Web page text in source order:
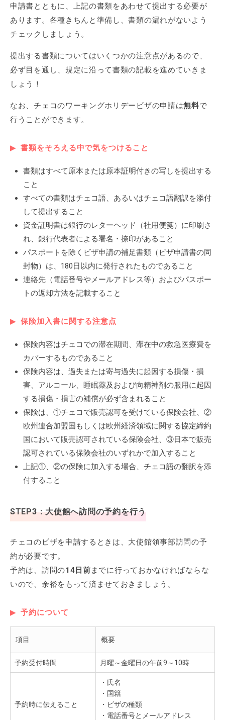
申請書とともに、上記の書類をあわせて提出する必要が
あります。各種きちんと準備し、書類の漏れがないよう
チェックしましょう。
提出する書類についてはいくつかの注意点があるので、
必ず目を通し、規定に沿って書類の記載を進めていきま
しょう！
なお、チェコのワーキングホリデービザの申請は無料で
行うことができます。
書類をそろえる中で気をつけること
書類はすべて原本または原本証明付きの写しを提出する
こと
すべての書類はチェコ語、あるいはチェコ語翻訳を添付
して提出すること
資金証明書は銀行のレターヘッド（社用便箋）に印刷さ
れ、銀行代表者による署名・捺印があること
パスポートを除くビザ申請の補足書類（ビザ申請書の同
封物）は、180日以内に発行されたものであること
連絡先（電話番号やメールアドレス等）およびパスポー
トの返却方法を記載すること
保険加入書に関する注意点
保険内容はチェコでの滞在期間、滞在中の救急医療費を
カバーするものであること
保険内容は、過失または寄与過失に起因する損傷・損
害、アルコール、睡眠薬及および向精神剤の服用に起因
する損傷・損害の補償が必ず含まれること
保険は、①チェコで販売認可を受けている保険会社、②
欧州連合加盟国もしくは欧州経済領域に関する協定締約
国において販売認可されている保険会社、③日本で販売
認可されている保険会社のいずれかで加入すること
上記①、②の保険に加入する場合、チェコ語の翻訳を添
付すること
STEP3：大使館へ訪問の予約を行う
チェコのビザを申請するときは、大使館領事部訪問の予
約が必要です。
予約は、訪問の14日前 までに行っておかなければならな
いので、余裕をもって済ませておきましょう。
予約について
項目 概要
予約受付時間 月曜～金曜日の午前9～10時
予約時に伝えること
・氏名
・国籍
・ビザの種類
・電話番号とメールアドレス